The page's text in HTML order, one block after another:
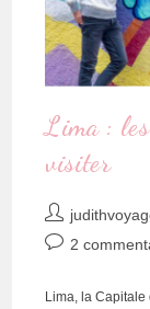
Lima :
visiter
2
Lima, la